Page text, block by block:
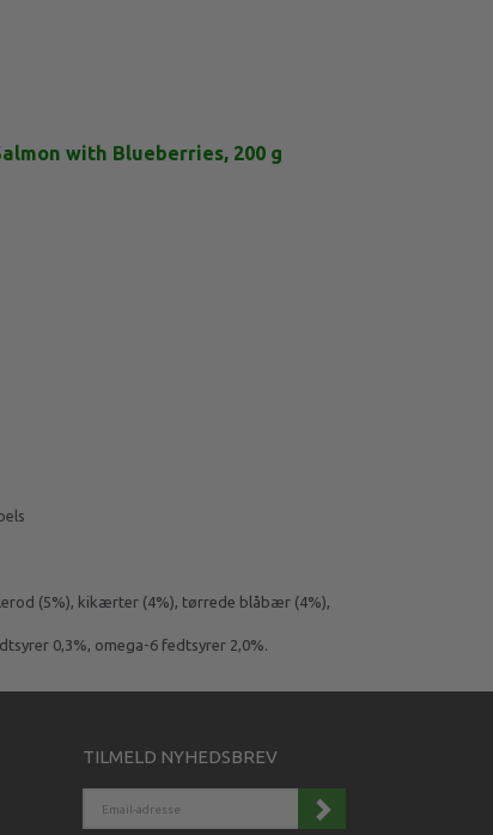
with Blueberries, 200 g
(5%), kikærter (4%), tørrede blåbær (4%),
0,3%, omega-6 fedtsyrer 2,0%.
TILMELD NYHEDSBREV
ADRESSE